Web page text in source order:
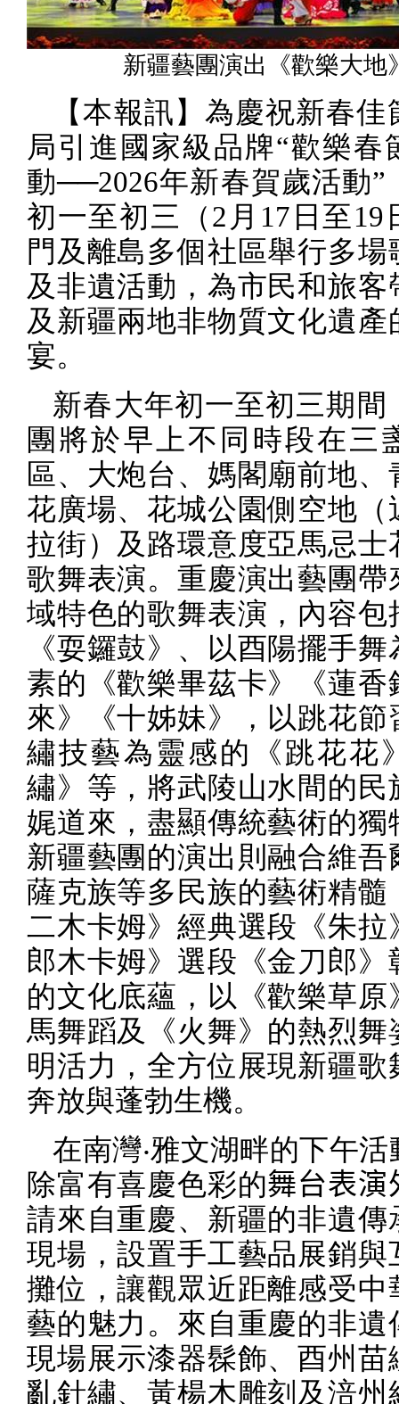
新疆藝團演出《歡樂大地
【本報訊】 為慶祝新春佳
局引進國家級品牌“歡樂春
動──2026年新春賀歲活動”
初一至初三（2 月 17 日至19
門及離島多個社區舉行多場
及非遺活動，為市民和旅客
及新疆兩地非物質文化遺產
宴。
新春大年初一至初三期間
團將於早上不同時段在三
區、大炮台、媽閣廟前地、
花廣場、花城公園側空地（
拉街）及路環意度亞馬忌士
歌舞表演。 重慶演出藝團帶
域特色的歌舞表演，內容包
《耍鑼鼓》、以酉陽擺手
素的《歡樂畢茲卡》《蓮香
來》《十姊妹》，以跳花節
繡技藝為靈感的《跳花花
繡》等，將武陵山水間的民
娓道來，盡顯傳統藝術的獨
新疆藝團的演出則融合維吾
薩克族等多民族的藝術精髓
二木卡姆》經典選段《朱拉
郎木卡姆》選段《金刀郎》
的文化底蘊，以《歡樂草原
馬舞蹈及《火舞》的熱烈舞
明活力，全方位展現新疆歌
奔放與蓬勃生機。
在南灣‧雅文湖畔的下午
除富有喜慶色彩的舞台表演
請來自重慶、新疆的非遺傳
現場，設置手工藝品展銷與
攤位，讓觀眾近距離感受中
藝的魅力。來自重慶的非遺
現場展示漆器髹飾、酉州苗
亂針繡、黃楊木雕刻及涪州